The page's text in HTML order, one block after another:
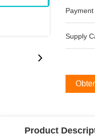
Supply
Product